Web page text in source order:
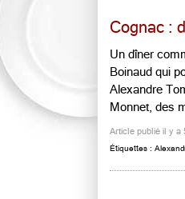
Cognac :
Un dîner
Boinaud qui
Alexandre
Monnet, des
Article publié il y a
Étiquettes :